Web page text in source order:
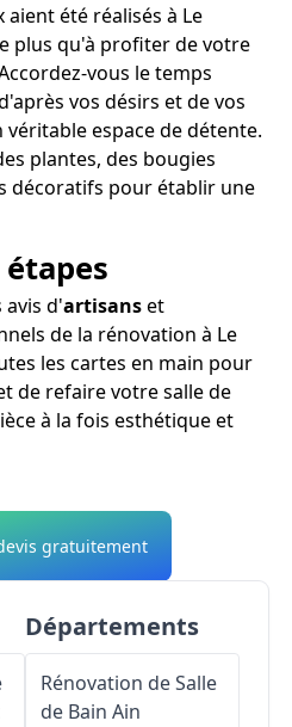
été réalisés à Le
plus qu'à profiter de votre
vous le temps
vos désirs et de vos
espace de détente.
plantes, des bougies
décoratifs pour établir une
d'artisanset
de la rénovation à Le
les cartes en main pour
de refaire votre salle de
à la fois esthétique et
gratuitement
Départements
Rénovation de Salle
de Bain Ain